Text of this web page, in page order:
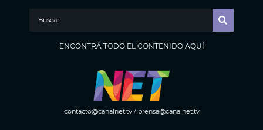
ENCONTRÁ TODO EL CONTENIDO AQUÍ
contacto@canalnet.tv/ prensa@canalnet.tv